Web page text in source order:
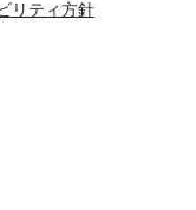
リティ方針